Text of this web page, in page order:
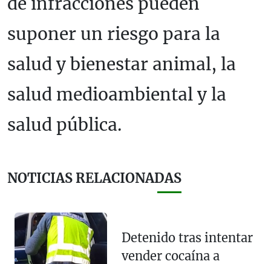
suponer un riesgo para la
salud y bienestar animal, la
salud medioambiental y la
salud pública.
NOTICIAS RELACIONADAS
Detenido tras intentar
vender cocaína a